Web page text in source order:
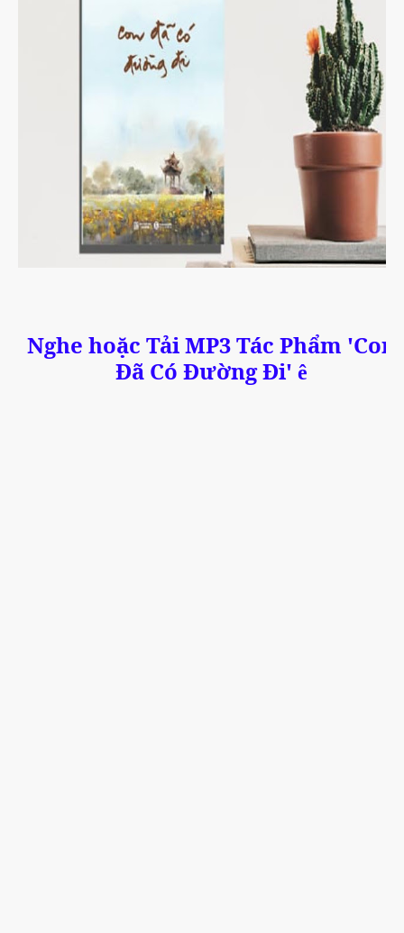
Nghe hoặc Tải MP3 Tác Phẩm 'Con
Đã Có Đường Đi' ê